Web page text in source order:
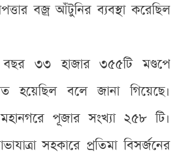
বজ্র আঁটুনির ব্যবস্থা করেছিল
বছর ৩৩ হাজার ৩৫৫টি মণ্ডপে
হয়েছিল বলে জানা গিয়েছে।
পূজার সংখ্যা ২৫৮ টি।
সহকারে প্রতিমা বিসর্জনের